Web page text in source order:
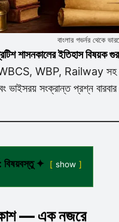
বাংলার গভর্নর থেকে
শাসনকালের ইতিহাস
WBP, Railway সহ
ভাইসরয় সংক্রান্ত প্রশ্ন
✦ show
— এক নজরে